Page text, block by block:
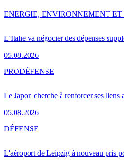
L’Italie va négocier des dépenses
05.08.2026
ENERGIE, ENVIRONNEMENT ET
Le Japon cherche à renforcer ses liens
05.08.2026
PRODÉFENSE
L'aéroport de Leipzig à nouveau pris
DÉFENSE